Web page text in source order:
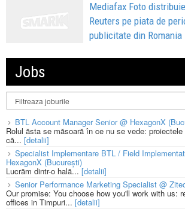
Mediafax Foto
Reuters pe piata de
publicitate din Romania
Jobs
BTL Account Manager Senior @ HexagonX
Rolul ăsta se măsoară în ce nu se vede:
că... [detalii]
Specialist Implementare BTL / Field
HexagonX (București)
Lucrăm dintr-o hală... [detalii]
Senior Performance Marketing Specialist @
Our promise: You choose how you'll work with us:
offices in Timpuri... [detalii]